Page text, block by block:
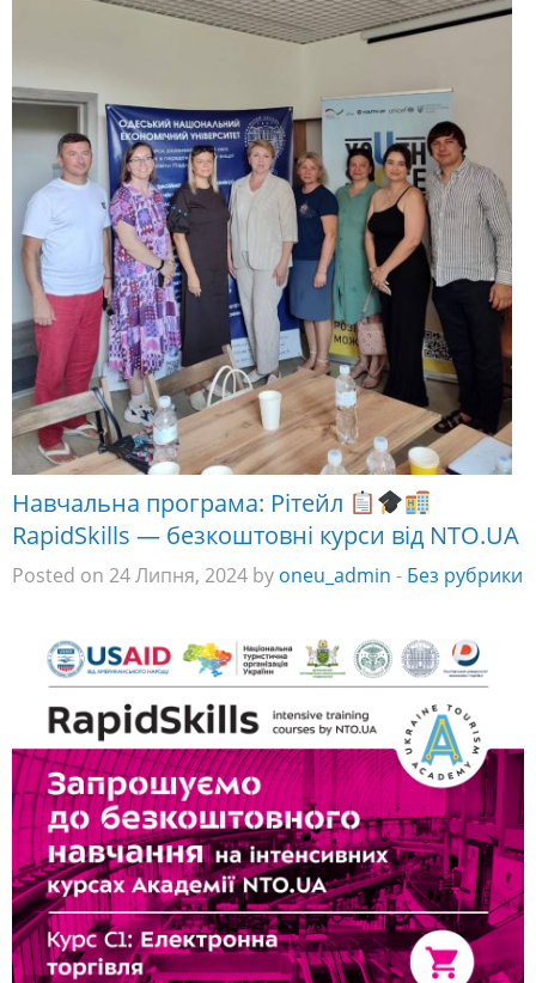
Навчальна програма: Рітейл
RapidSkills — безкоштовні курси від NTO.UA
Posted on 24 Липня, 2024 by oneu_admin - Без рубрики